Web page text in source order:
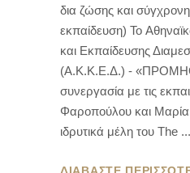
δια ζώσης και
εκπαίδευση) To
και Εκπαίδευσης
(Α.Κ.Κ.Ε.Δ.) -
συνεργασία με τις
Φαροπούλου και
ιδρυτικά μέλη του The
ΔΙΑΒΑΣΤΕ